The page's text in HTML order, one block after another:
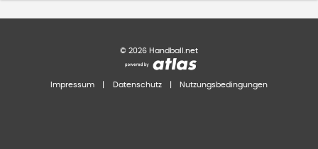
© 2026 Handball.net
Impressum Datenschutz Nutzungsbedingungen